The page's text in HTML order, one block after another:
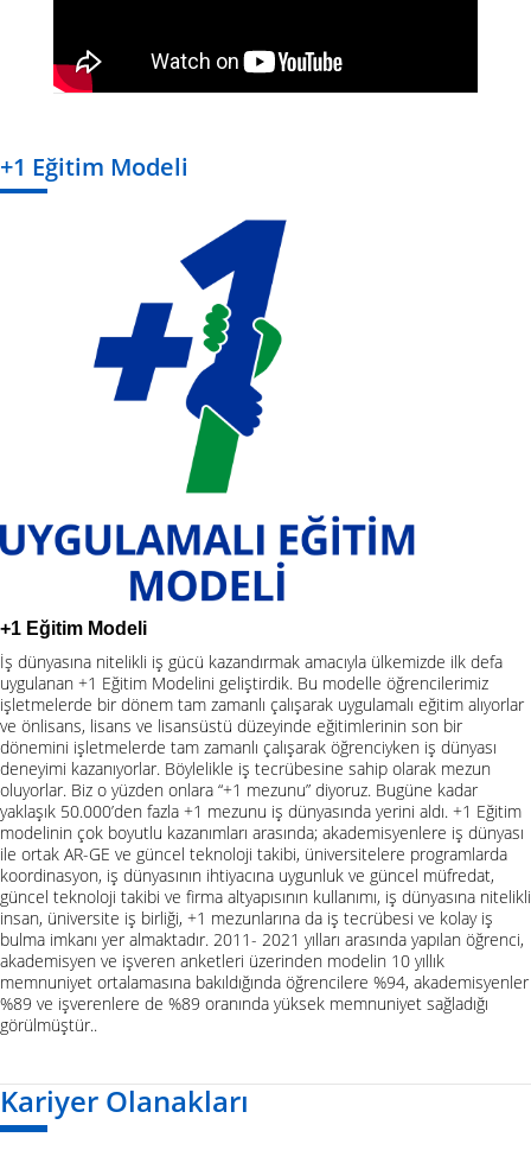
+1 Eğitim Modeli
+1 Eğitim Modeli
İş dünyasına nitelikli iş gücü kazandırmak amacıyla ülkemizde ilk defa
uygulanan +1 Eğitim Modelini geliştirdik. Bu modelle öğrencilerimiz
işletmelerde bir dönem tam zamanlı çalışarak uygulamalı eğitim alıyorlar
ve önlisans, lisans ve lisansüstü düzeyinde eğitimlerinin son bir
dönemini işletmelerde tam zamanlı çalışarak öğrenciyken iş dünyası
deneyimi kazanıyorlar. Böylelikle iş tecrübesine sahip olarak mezun
oluyorlar. Biz o yüzden onlara “+1 mezunu” diyoruz. Bugüne kadar
yaklaşık 50.000’den fazla +1 mezunu iş dünyasında yerini aldı. +1 Eğitim
modelinin çok boyutlu kazanımları arasında; akademisyenlere iş dünyası
ile ortak AR-GE ve güncel teknoloji takibi, üniversitelere programlarda
koordinasyon, iş dünyasının ihtiyacına uygunluk ve güncel müfredat,
güncel teknoloji takibi ve firma altyapısının kullanımı, iş dünyasına nitelikli
insan, üniversite iş birliği, +1 mezunlarına da iş tecrübesi ve kolay iş
bulma imkanı yer almaktadır. 2011- 2021 yılları arasında yapılan öğrenci,
akademisyen ve işveren anketleri üzerinden modelin 10 yıllık
memnuniyet ortalamasına bakıldığında öğrencilere %94, akademisyenler
%89 ve işverenlere de %89 oranında yüksek memnuniyet sağladığı
görülmüştür..
Kariyer Olanakları